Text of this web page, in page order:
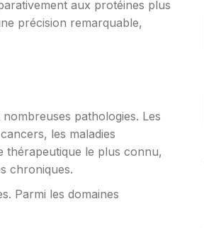
aux protéines plus
précision remarquable,
pathologies. Les
les maladies
thérapeutique le plus connu,
chroniques.
Parmi les domaines